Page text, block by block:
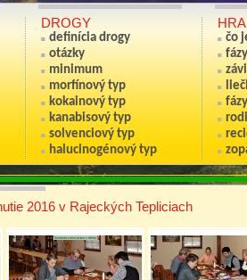
DROGY
definícia drogy
otázky
minimum
morfínový typ
kokainový typ
kanabisový typ
solvenciový typ
halucinogénový typ
HRA
čo
2016 v Rajeckých Tepliciach